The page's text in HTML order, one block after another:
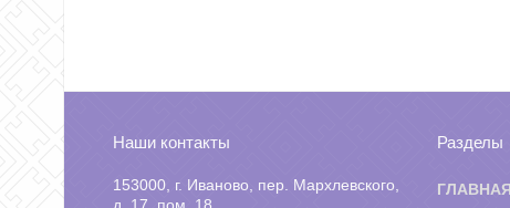
Наши контакты
153000, г. Иваново, пер. Мархлевского,
Разделы
ГЛАВНАЯ